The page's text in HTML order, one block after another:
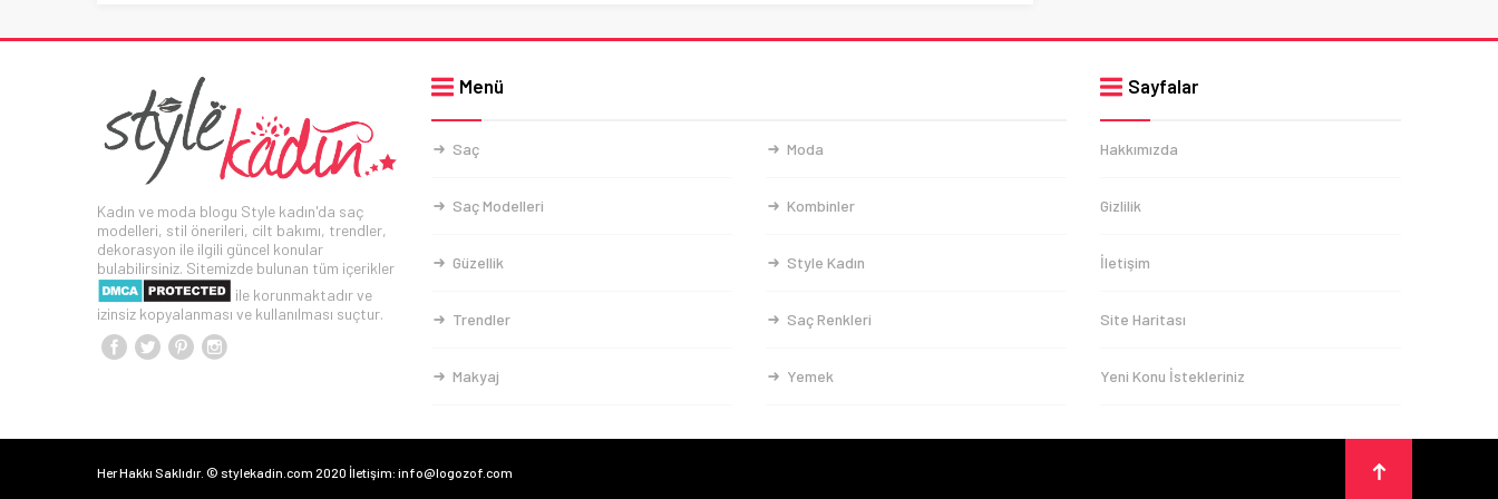
Kadın ve moda blogu Style kadın'da saç
modelleri, stil önerileri, cilt bakımı, trendler,
dekorasyon ile ilgili güncel konular
bulabilirsiniz. Sitemizde bulunan tüm içerikler
ile korunmaktadır ve
izinsiz kopyalanması ve kullanılması suçtur.
Menü
Saç Moda
Saç Modelleri Kombinler
Güzellik Style Kadın
Trendler Saç Renkleri
Makyaj Yemek
Sayfalar
Hakkımızda
Gizlilik
İletişim
Site Haritası
Yeni Konu İstekleriniz
Her Hakkı Saklıdır. © stylekadin.com 2020 İletişim: info@logozof.com